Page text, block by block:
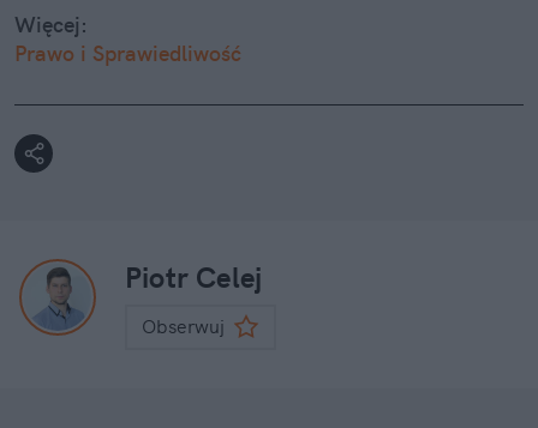
Więcej:
Prawo i Sprawiedliwość
Piotr Celej
Obserwuj